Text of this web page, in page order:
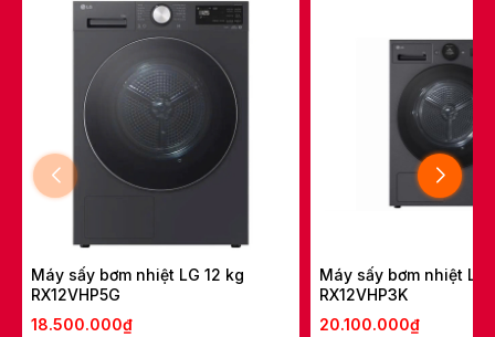
Máy sấy bơm nhiệt LG 12 kg
RX12VHP5G
18.500.000₫
Máy sấy bơm nhiệt LG
RX12VHP3K
20.100.000₫